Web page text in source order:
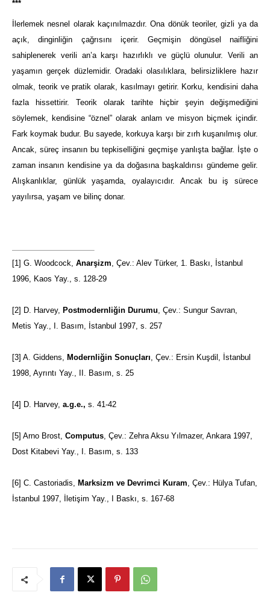
***
İlerlemek nesnel olarak kaçınılmazdır. Ona dönük teoriler, gizli ya da
açık, dinginliğin çağrısını içerir. Geçmişin döngüsel naifliğini
sahiplenerek verili an’a karşı hazırlıklı ve güçlü olunulur. Verili an
yaşamın gerçek düzlemidir. Oradaki olasılıklara, belirsizliklere hazır
olmak, teorik ve pratik olarak, kasılmayı getirir. Korku, kendisini daha
fazla hissettirir. Teorik olarak tarihte hiçbir şeyin değişmediğini
söylemek, kendisine “öznel” olarak anlam ve misyon biçmek içindir.
Fark koymak budur. Bu sayede, korkuya karşı bir zırh kuşanılmış olur.
Ancak, süreç insanın bu tepkiselliğini geçmişe yanlışta bağlar. İşte o
zaman insanın kendisine ya da doğasına başkaldırısı gündeme gelir.
Alışkanlıklar, günlük yaşamda, oyalayıcıdır. Ancak bu iş sürece
yayılırsa, yaşam ve bilinç donar.
[1] G. Woodcock, Anarşizm, Çev.: Alev Türker, 1. Baskı, İstanbul
1996, Kaos Yay., s. 128-29
[2] D. Harvey, Postmodernliğin Durumu, Çev.: Sungur Savran,
Metis Yay., I. Basım, İstanbul 1997, s. 257
[3] A. Giddens, Modernliğin Sonuçları, Çev.: Ersin Kuşdil, İstanbul
1998, Ayrıntı Yay., II. Basım, s. 25
[4] D. Harvey, a.g.e., s. 41-42
[5] Arno Brost, Computus, Çev.: Zehra Aksu Yılmazer, Ankara 1997,
Dost Kitabevi Yay., I. Basım, s. 133
[6] C. Castoriadis, Marksizm ve Devrimci Kuram, Çev.: Hülya Tufan,
İstanbul 1997, İletişim Yay., I Baskı, s. 167-68